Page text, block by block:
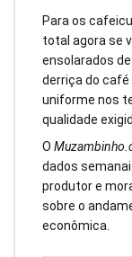
Para os
total agora se
ensolarados
derriça do café
uniforme nos
qualidade
O
dados
produtor e
sobre o
econômica.